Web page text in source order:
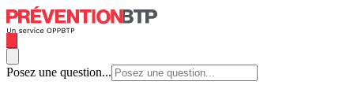
Posez une question...